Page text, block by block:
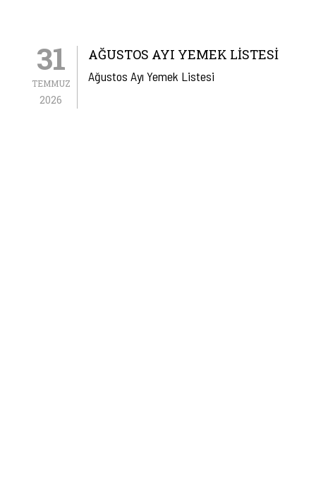
31
TEMMUZ
2026
AĞUSTOS AYI YEMEK LISTESI
Ağustos Ayı Yemek Listesi